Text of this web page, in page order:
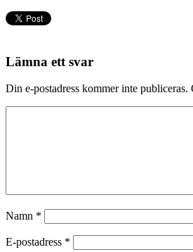
Lämna ett svar
Din e-postadress kommer inte publiceras.
Namn *
E-postadress *